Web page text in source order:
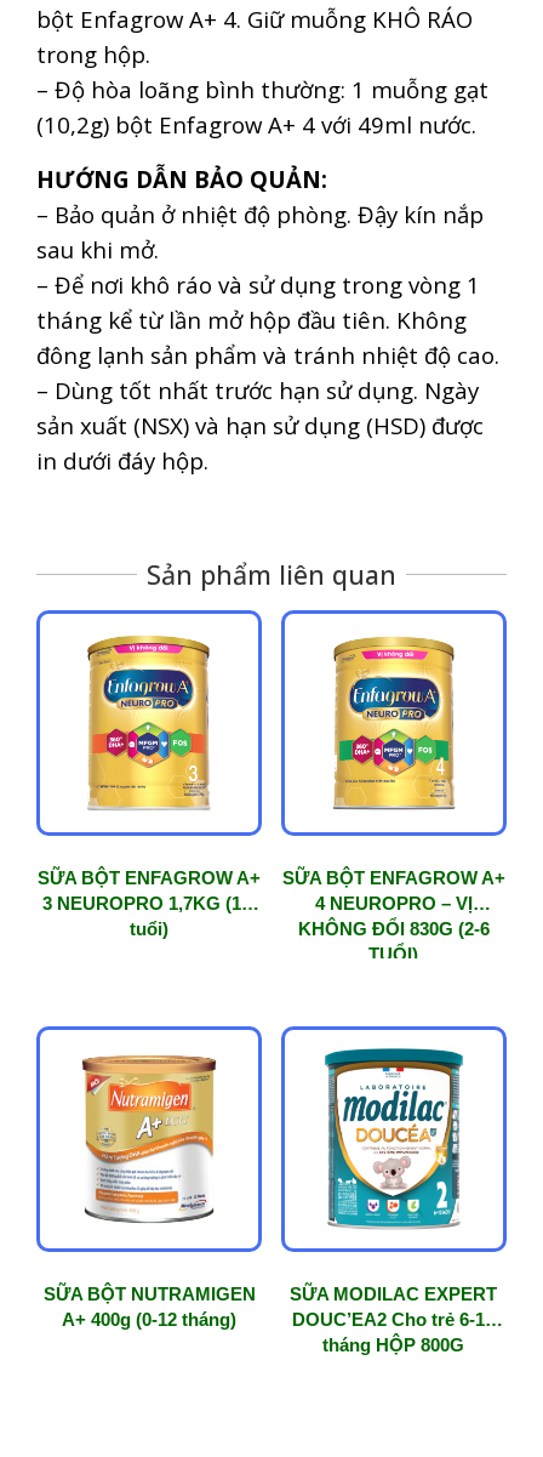
bột Enfagrow A+ 4. Giữ muỗng KHÔ RÁO
trong hộp.
– Độ hòa loãng bình thường: 1 muỗng gạt
(10,2g) bột Enfagrow A+ 4 với 49ml nước.
HƯỚNG DẪN BẢO QUẢN:
– Bảo quản ở nhiệt độ phòng. Đậy kín nắp
sau khi mở.
– Để nơi khô ráo và sử dụng trong vòng 1
tháng kể từ lần mở hộp đầu tiên. Không
đông lạnh sản phẩm và tránh nhiệt độ cao.
– Dùng tốt nhất trước hạn sử dụng. Ngày
sản xuất (NSX) và hạn sử dụng (HSD) được
in dưới đáy hộp.
Sản phẩm liên quan
SỮA BỘT ENFAGROW A+
3 NEUROPRO 1,7KG (1-3
tuổi)
SỮA BỘT ENFAGROW A+
4 NEUROPRO – VỊ
KHÔNG ĐỔI 830G (2-6
TUỔI)
SỮA BỘT NUTRAMIGEN
A+ 400g (0-12 tháng)
SỮA MODILAC EXPERT
DOUC’EA2 Cho trẻ 6-12
tháng HỘP 800G